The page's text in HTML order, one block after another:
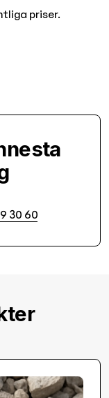
priser.
30 60